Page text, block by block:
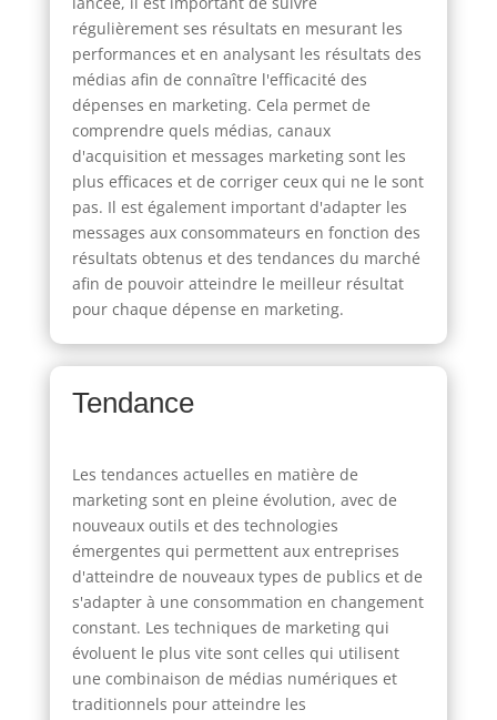
régulièrement ses résultats en mesurant les
performances et en analysant les résultats des
médias afin de connaître l'efficacité des
dépenses en marketing. Cela permet de
comprendre quels médias, canaux
d'acquisition et messages marketing sont les
plus efficaces et de corriger ceux qui ne le sont
pas. Il est également important d'adapter les
messages aux consommateurs en fonction des
résultats obtenus et des tendances du marché
afin de pouvoir atteindre le meilleur résultat
pour chaque dépense en marketing.
Tendance
Les tendances actuelles en matière de
marketing sont en pleine évolution, avec de
nouveaux outils et des technologies
émergentes qui permettent aux entreprises
d'atteindre de nouveaux types de publics et de
s'adapter à une consommation en changement
constant. Les techniques de marketing qui
évoluent le plus vite sont celles qui utilisent
une combinaison de médias numériques et
traditionnels pour atteindre les